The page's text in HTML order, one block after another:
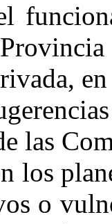
las
los
o